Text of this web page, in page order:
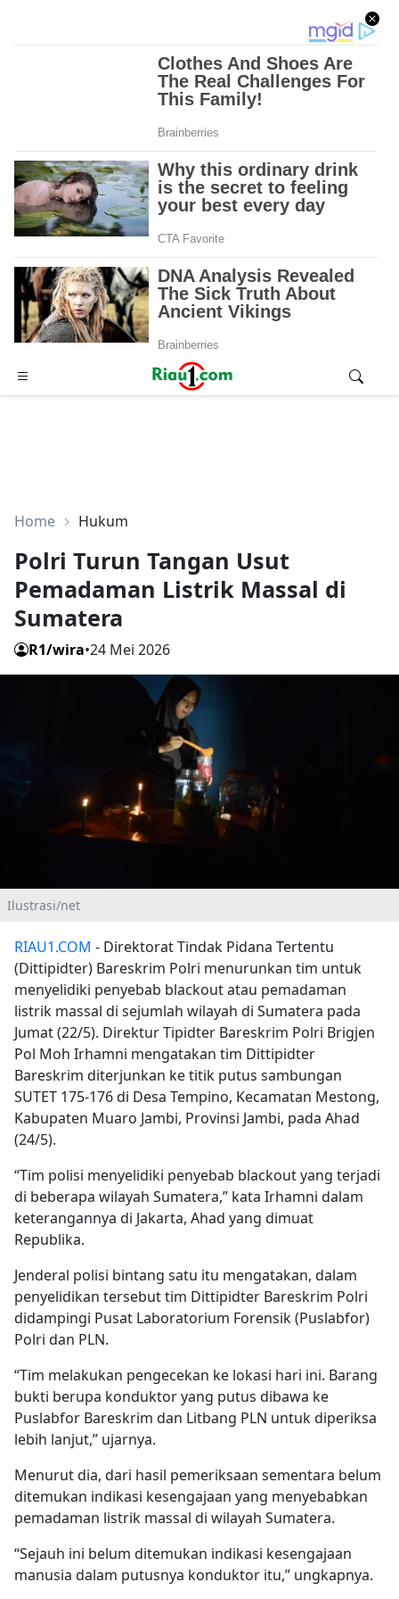
Advertisement
Home Hukum
Polri Turun Tangan Usut
Pemadaman Listrik Massal di
Sumatera
R1/wira•24 Mei 2026
Ilustrasi/net
RIAU1.COM - Direktorat Tindak Pidana Tertentu
(Dittipidter) Bareskrim Polri menurunkan tim untuk
menyelidiki penyebab blackout atau pemadaman
listrik massal di sejumlah wilayah di Sumatera pada
Jumat (22/5). Direktur Tipidter Bareskrim Polri Brigjen
Pol Moh Irhamni mengatakan tim Dittipidter
Bareskrim diterjunkan ke titik putus sambungan
SUTET 175-176 di Desa Tempino, Kecamatan Mestong,
Kabupaten Muaro Jambi, Provinsi Jambi, pada Ahad
(24/5).
“Tim polisi menyelidiki penyebab blackout yang terjadi
di beberapa wilayah Sumatera,” kata Irhamni dalam
keterangannya di Jakarta, Ahad yang dimuat
Republika.
Jenderal polisi bintang satu itu mengatakan, dalam
penyelidikan tersebut tim Dittipidter Bareskrim Polri
didampingi Pusat Laboratorium Forensik (Puslabfor)
Polri dan PLN.
“Tim melakukan pengecekan ke lokasi hari ini. Barang
bukti berupa konduktor yang putus dibawa ke
Puslabfor Bareskrim dan Litbang PLN untuk diperiksa
lebih lanjut,” ujarnya.
Menurut dia, dari hasil pemeriksaan sementara belum
ditemukan indikasi kesengajaan yang menyebabkan
pemadaman listrik massal di wilayah Sumatera.
“Sejauh ini belum ditemukan indikasi kesengajaan
manusia dalam putusnya konduktor itu,” ungkapnya.